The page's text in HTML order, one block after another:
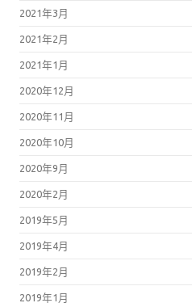
2021年3月
2021年2月
2021年1月
2020年12月
2020年11月
2020年10月
2020年9月
2020年2月
2019年5月
2019年4月
2019年2月
2019年1月